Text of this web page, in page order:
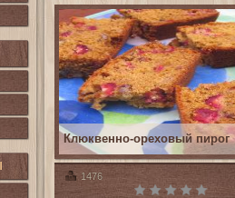
1476
Клюквенно-ореховый пирог